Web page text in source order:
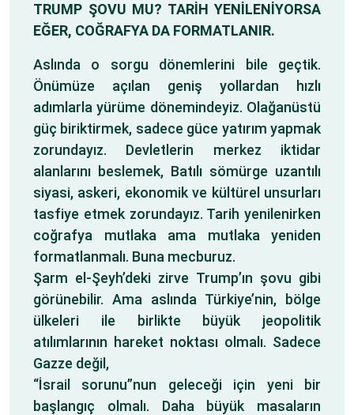
TRUMP ŞOVU MU? TARİH YENİLENİYORSA
EĞER, COĞRAFYA DA FORMATLANIR.
Aslında o sorgu dönemlerini bile geçtik.
Önümüze açılan geniş yollardan hızlı
adımlarla yürüme dönemindeyiz. Olağanüstü
güç biriktirmek, sadece güce yatırım yapmak
zorundayız. Devletlerin merkez iktidar
alanlarını beslemek, Batılı sömürge uzantılı
siyasi, askeri, ekonomik ve kültürel unsurları
tasfiye etmek zorundayız. Tarih yenilenirken
coğrafya mutlaka ama mutlaka yeniden
formatlanmalı. Buna mecburuz.
Şarm el-Şeyh’deki zirve Trump’ın şovu gibi
görünebilir. Ama aslında Türkiye’nin, bölge
ülkeleri ile birlikte büyük jeopolitik
atılımlarının hareket noktası olmalı. Sadece
Gazze değil,
“İsrail sorunu”nun geleceği için yeni bir
başlangıç olmalı. Daha büyük masaların